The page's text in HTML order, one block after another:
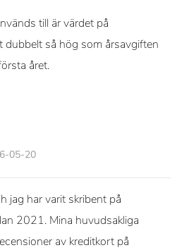
till är värdet på
så hög som årsavgiften
året.
05-20
jag har varit skribent på
2021. Mina huvudsakliga
av kreditkort på